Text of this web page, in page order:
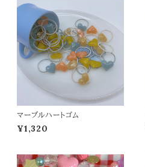
マーブルハートゴム
¥1,320